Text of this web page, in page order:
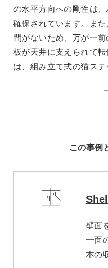
の水平方向への剛性は
確保されています。ま
間がないため、万が一
板が天井に支えられて
は、組み立て式の猫ステ
この事例
壁面
一面
本の